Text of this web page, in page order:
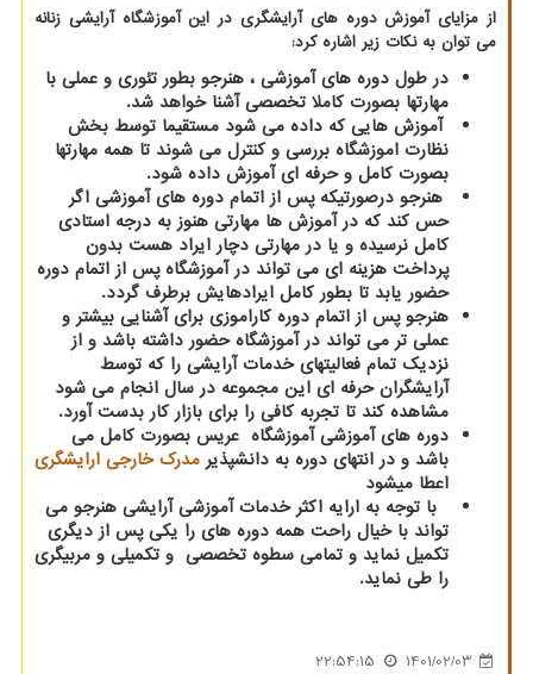
از مزایای آموزش دوره های آرایشگری در این آموزشگاه آرایشی زنانه
می توان به نکات زیر اشاره کرد:
در طول دوره های آموزشی ، هنرجو بطور تئوری و عملی با
مهارتها بصورت کاملا تخصصی آشنا خواهد شد.
آموزش هایی که داده می شود مستقیما توسط بخش
نظارت اموزشگاه بررسی و کنترل می شوند تا همه مهارتها
بصورت کامل و حرفه ای آموزش داده شود.
هنرجو درصورتیکه پس از اتمام دوره های آموزشی اگر
حس کند که در آموزش ها مهارتی هنوز به درجه استادی
کامل نرسیده و یا در مهارتی دچار ایراد هست بدون
پرداخت هزینه ای می تواند در آموزشگاه پس از اتمام دوره
حضور یابد تا بطور کامل ایرادهایش برطرف گردد.
هنرجو پس از اتمام دوره کاراموزی برای آشنایی بیشتر و
عملی تر می تواند در آموزشگاه حضور داشته باشد و از
نزدیک تمام فعالیتهای خدمات آرایشی را که توسط
آرایشگران حرفه ای این مجموعه در سال انجام می شود
مشاهده کند تا تجربه کافی را برای بازار کار بدست آورد.
دوره های آموزشی آموزشگاه عریس بصورت کامل می
باشد و در انتهای دوره به دانشپذیر مدرک خارجی ارایشگری
اعطا میشود
با توجه به ارایه اکثر خدمات آموزشی آرایشی هنرجو می
تواند با خیال راحت همه دوره های را یکی پس از دیگری
تکمیل نماید و تمامی سطوه تخصصی و تکمیلی و مربیگری
را طی نماید.
1401/02/03
22:54:15